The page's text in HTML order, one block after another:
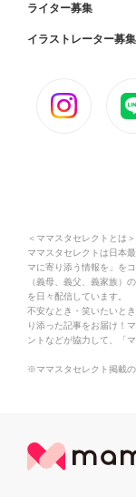
ライター募集
イラストレーター募集
＜ママスタセレクトとは＞
ママスタセレクトは日本
マに寄り添う情報を」を
（義母、義父、義家族）
を日々配信しています。
不安なとき・笑いたいと
り添った記事をお届け！
ントなどが協力して、「
※ママスタセレクト掲載の